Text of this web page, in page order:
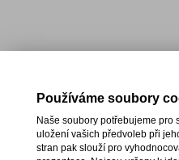
Používáme soubory
Naše soubory potřebujeme pro
uložení vašich předvoleb při
stran pak slouží pro